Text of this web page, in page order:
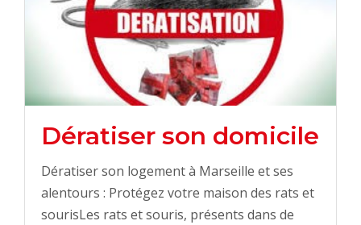
Dératiser son domicile
Dératiser son logement à Marseille et ses
alentours : Protégez votre maison des rats et
sourisLes rats et souris, présents dans de